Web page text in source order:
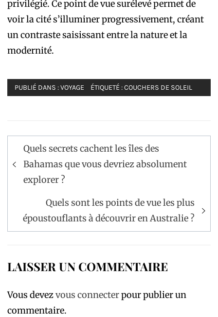
privilégié. Ce point de vue surélevé permet de
voir la cité s’illuminer progressivement, créant
un contraste saisissant entre la nature et la
modernité.
PUBLIÉ DANS :VOYAGE ÉTIQUETÉ :COUCHERS DE SOLEIL
Navigation
de
l’article
Quels secrets cachent les îles des
Bahamas que vous devriez absolument
explorer ?
Quels sont les points de vue les plus
époustouflants à découvrir en Australie ?
LAISSER UN COMMENTAIRE
Vous devezvous connecterpour publier un
commentaire.